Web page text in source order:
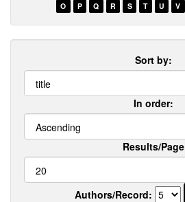
O
P Q R S T U V
Sort by:
In order:
Results/Page
Authors/Record: